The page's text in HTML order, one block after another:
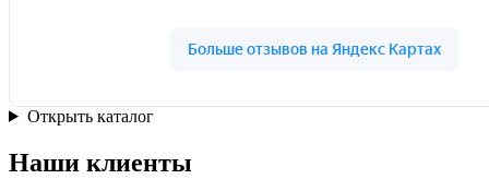
Открыть каталог
Наши клиенты